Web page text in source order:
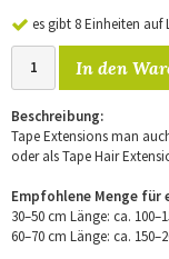
es gibt 8 Einheiten auf
In den
Beschreibung:
Tape Extensions man
oder als Tape Hair
Empfohlene Menge für
30–50 cm Länge: ca.
60–70 cm Länge: ca.